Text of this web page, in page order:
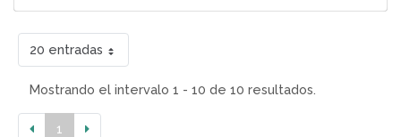
20 entradas
Mostrando el intervalo 1 - 10 de 10 resultados.
1